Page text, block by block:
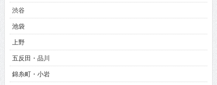
渋谷
池袋
上野
五反田・品川
錦糸町・小岩